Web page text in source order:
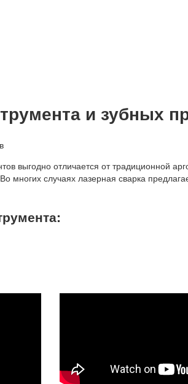
и зубных
выгодно отличается от традиционной
многих случаях лазерная сварка